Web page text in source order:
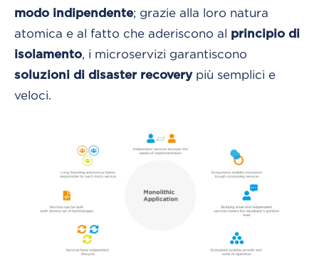
modo indipendente; grazie alla loro natura
atomica e al fatto che aderiscono al principio di
isolamento, i microservizi garantiscono
soluzioni di disaster recoverypiù semplici e
veloci.